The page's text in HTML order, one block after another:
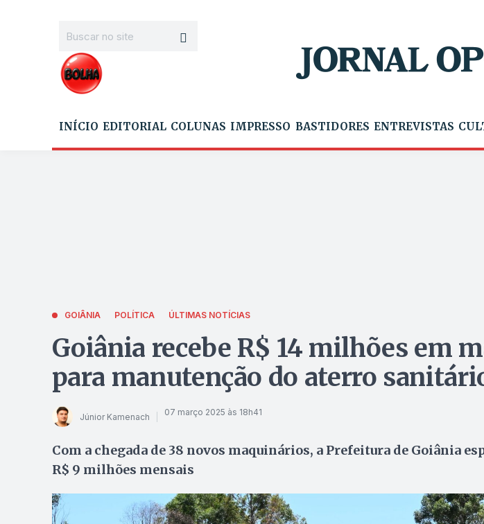
INÍCIO EDITORIAL COLUNAS IMPRESSO BASTIDORES ENTREVISTAS
GOIÂNIA POLÍTICA ÚLTIMAS NOTÍCIAS
Goiânia recebe R$ 14 milhões em
para manutenção do aterro
Júnior Kamenach 07 março 2025 às 18h41
Com a chegada de 38 novos maquinários, a Prefeitura de Goiânia
R$ 9 milhões mensais